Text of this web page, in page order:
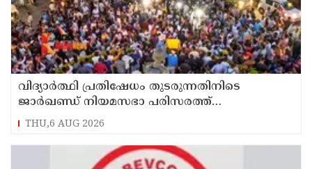
വിദ്യാര്‍ത്ഥി പ്രതിഷേധം തുടരുന്നതിനിടെ
ജാര്‍ഖണ്ഡ് നിയമസഭാ പരിസരത്ത്
നിരോധനാജ്ഞ
THU,6 AUG 2026